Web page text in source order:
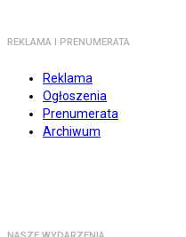
REKLAMA I PRENUMERATA
Reklama
Ogłoszenia
Prenumerata
Archiwum